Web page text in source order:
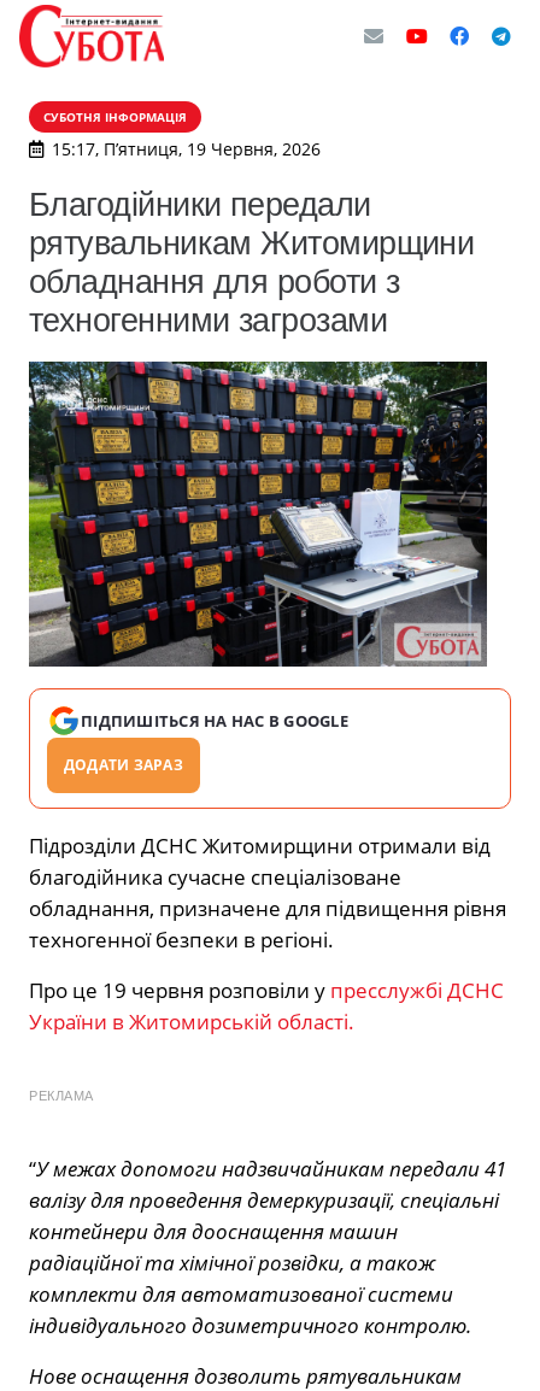
СУБОТНЯ ІНФОРМАЦІЯ
15:17, П’ятниця, 19 Червня, 2026
Благодійники передали
рятувальникам Житомирщини
обладнання для роботи з
техногенними загрозами
ПІДПИШІТЬСЯ НА НАС В GOOGLE
ДОДАТИ ЗАРАЗ
Підрозділи ДСНС Житомирщини отримали від
благодійника сучасне спеціалізоване
обладнання, призначене для підвищення рівня
техногенної безпеки в регіоні.
Про це 19 червня розповіли у пресслужбі ДСНС
України в Житомирській області.
РЕКЛАМА
“У межах допомоги надзвичайникам передали 41
валізу для проведення демеркуризації, спеціальні
контейнери для дооснащення машин
радіаційної та хімічної розвідки, а також
комплекти для автоматизованої системи
індивідуального дозиметричного контролю.
Нове оснащення дозволить рятувальникам